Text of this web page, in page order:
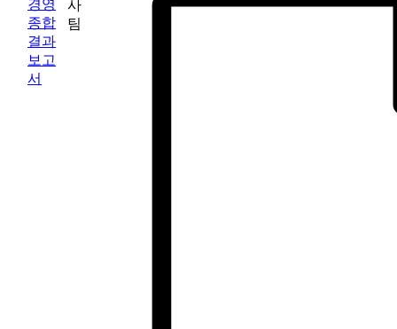
경영
종합
결과
보고
서
사
팀